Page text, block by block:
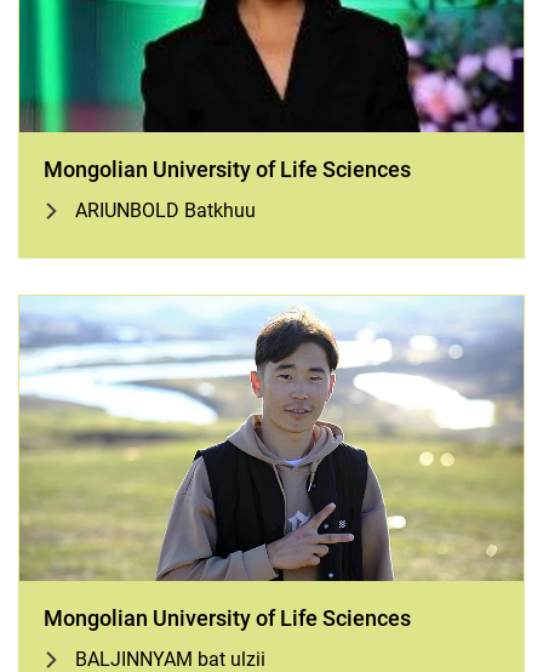
BALJINNYAM bat ulzii
ARIUNBOLD Batkhuu
MUNKHZUL Munkhbat
Si, Na
Guest Fellows
Mongolian University of Life Sciences
ARIUNBOLD Batkhuu
Mongolian University of Life Sciences
BALJINNYAM bat ulzii